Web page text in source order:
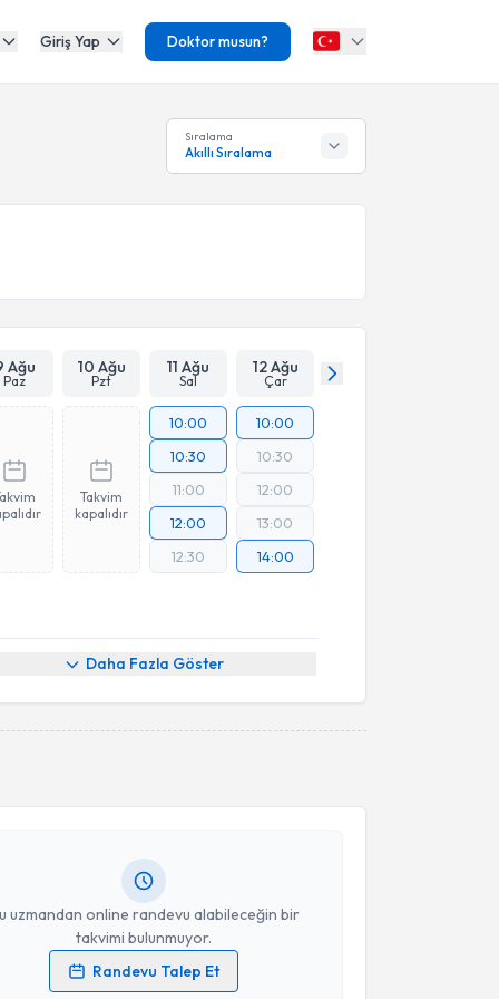
Giriş Yap Doktor musun?
Sıralama
Akıllı Sıralama
Ağu
Paz
10 Ağu
Pzt
11 Ağu
Sal
12 Ağu
Çar
Takvim
kapalıdır
10:00
10:30
11:00
12:00
12:30
10:00
10:30
12:00
13:00
14:00
Daha Fazla Göster
uzmandan online randevu alabileceğin bir
takvimi bulunmuyor.
Randevu Talep Et
işlenmesine ilişkinAydınlatma Metni